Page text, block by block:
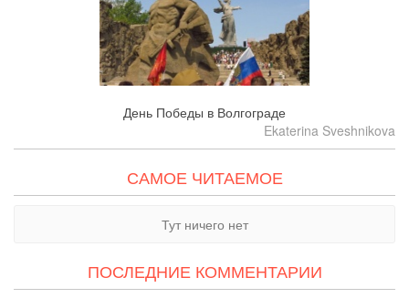
День Победы в Волгограде
Ekaterina Sveshnikova
САМОЕ ЧИТАЕМОЕ
Тут ничего нет
ПОСЛЕДНИЕ КОММЕНТАРИИ